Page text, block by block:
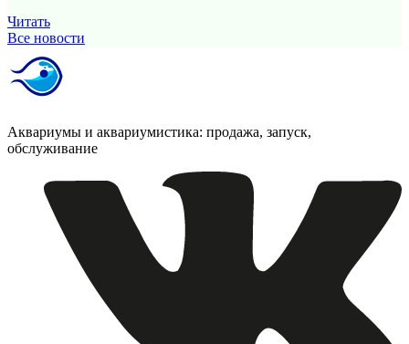
Читать
Все новости
Аквариумы и аквариумистика: продажа, запуск,
обслуживание